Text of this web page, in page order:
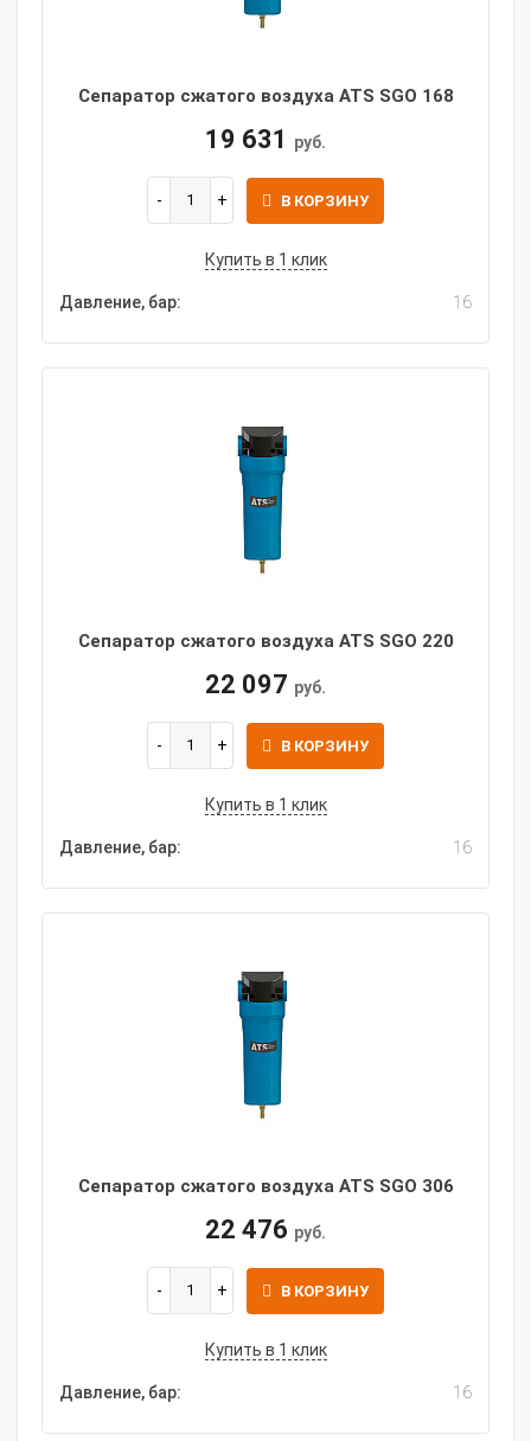
Сепаратор сжатого воздуха ATS SGO 168
19 631 руб.
В КОРЗИНУ
Купить в 1 клик
Давление, бар: 16
Сепаратор сжатого воздуха ATS SGO 220
22 097 руб.
В КОРЗИНУ
Купить в 1 клик
Давление, бар: 16
Сепаратор сжатого воздуха ATS SGO 306
22 476 руб.
В КОРЗИНУ
Купить в 1 клик
Давление, бар: 16